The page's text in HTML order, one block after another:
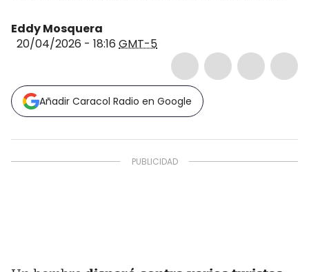
Eddy Mosquera
20/04/2026 - 18:16 GMT-5
Añadir Caracol Radio en Google